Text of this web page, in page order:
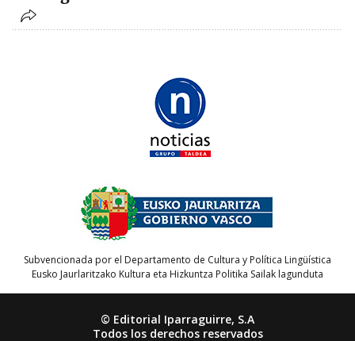
Subvencionada por el Departamento de Cultura y Política Lingüística
Eusko Jaurlaritzako Kultura eta Hizkuntza Politika Sailak lagunduta
© Editorial Iparraguirre, S.A
Todos los derechos reservados